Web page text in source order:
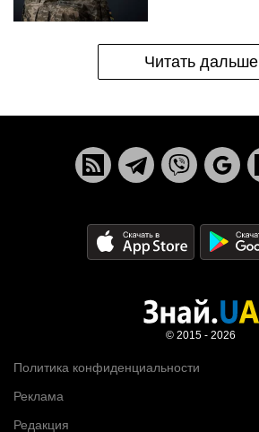
Читать дальше
Политика конфиденциальности
Реклама
Редакция
© 2015 - 2026